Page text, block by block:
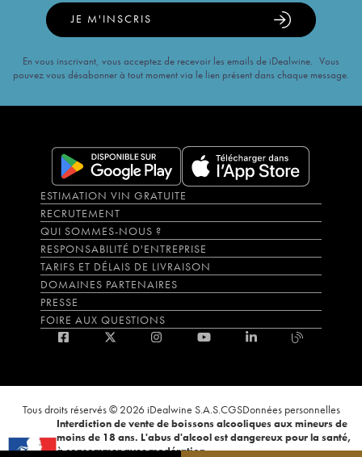
JE M'INSCRIS
En vous inscrivant, vous acceptez de recevoir les emails de iDealwine. Vous
pouvez vous désabonner à tout moment via le lien présent dans chaque message.
ESTIMATION VIN GRATUITE
RECRUTEMENT
QUI SOMMES-NOUS ?
RESPONSABILITÉ D'ENTREPRISE
TARIFS ET DÉLAIS DE LIVRAISON
DOMAINES PARTENAIRES
PRESSE
FOIRE AUX QUESTIONS
Tous droits réservés © 2026 iDealwine S.A.S.CGSDonnées personnelles
Interdiction de vente de boissons alcooliques aux mineurs de
moins de 18 ans. L'abus d'alcool est dangereux pour la santé,
à consommer avec modération.